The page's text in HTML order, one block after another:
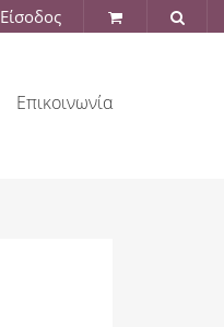
Είσοδος
Επικοινωνία